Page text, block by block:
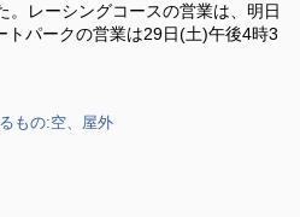
。レーシングコースの営業は、明日
トパークの営業は29日(土)午後4時3